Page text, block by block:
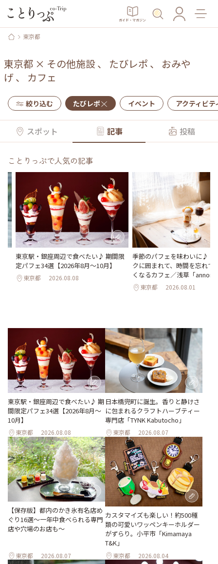
ガイド・マガジン
東京都
東京都 × その他施設、 たびレポ 、 おみや
げ 、 カフェ
絞り込む たびレポ イベント アクティビテ
スポット 記事 投稿
ことりっぷで人気の記事
東京駅・銀座周辺で食べたい♪ 期間限
定パフェ34選【2026年8月～10月】
東京都 2026.08.08
季節のパフェを味わいに♪ ア
クに囲まれて、時間を忘れて
くなるカフェ／浅草「
東京都 2026.08.01
東京駅・銀座周辺で食べたい♪ 期
間限定パフェ34選【2026年8月～
10月】
東京都 2026.08.08
日本橋兜町に誕生。香りと静けさ
に包まれるクラフトハーブティー
専門店「TYNK Kabutocho」
東京都 2026.08.07
【保存版】都内のかき氷有名店め
ぐり16選～一年中食べられる専門
店や穴場のお店も～
東京都 2026.08.07
カスタマイズも楽しい！約500種
類の可愛いワッペンキーホルダー
がずらり。小平市「Kimamaya
T&K」
東京都 2026.08.04